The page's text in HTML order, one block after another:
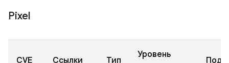
Pixel
CVE Ссылки Тип
Уровень